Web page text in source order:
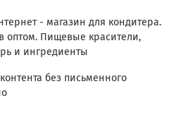
- магазин для кондитера.
оптом. Пищевые красители,
и ингредиенты
без письменного